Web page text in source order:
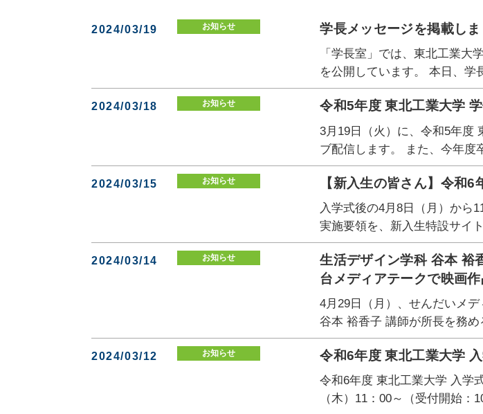
2024/03/19 お知らせ 学長メッセージを掲載しま
「学長室」では、東北工業
を公開しています。 本日、
2024/03/18 お知らせ 令和5年度 東北工業大学
3月19日（火）に、令和5年度
ブ配信します。 また、今年
2024/03/15 お知らせ 【新入生の皆さん】令和
入学式後の4月8日（月）から
実施要領を、新入生特設サ
2024/03/14 お知らせ
生活デザイン学科 谷本 裕
台メディアテークで映画
4月29日（月）、せんだいメ
谷本 裕香子 講師が所長を務
2024/03/12 お知らせ 令和6年度 東北工業大学
令和6年度 東北工業大学 入
（木）11：00～（受